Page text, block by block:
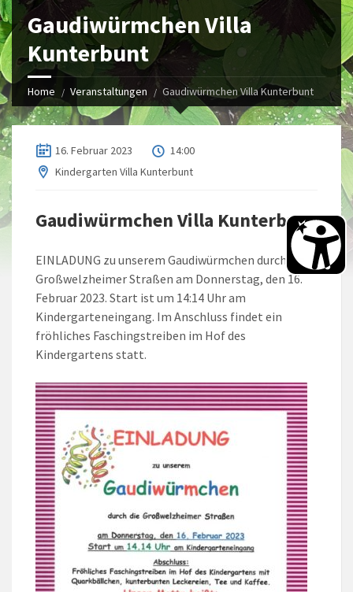
Gaudiwürmchen Villa
Kunterbunt
Home Veranstaltungen Gaudiwürmchen Villa Kunterbunt
16. Februar 2023
14:00
Kindergarten Villa Kunterbunt
Gaudiwürmchen Villa Kunterbunt
EINLADUNG zu unserem Gaudiwürmchen durch die
Großwelzheimer Straßen am Donnerstag, den 16.
Februar 2023. Start ist um 14:14 Uhr am
Kindergarteneingang. Im Anschluss findet ein
fröhliches Faschingstreiben im Hof des
Kindergartens statt.